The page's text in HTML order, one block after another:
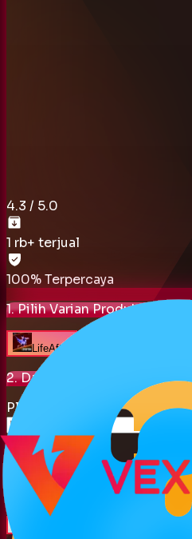
4.3 / 5.0
1 rb+ terjual
100% Terpercaya
1. Pilih Varian Produk
LifeAfter
2. Data Akun
Player ID
Server